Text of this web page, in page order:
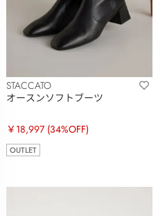
STACCATO
オースンソフトブーツ
￥18,997 (34%OFF)
OUTLET